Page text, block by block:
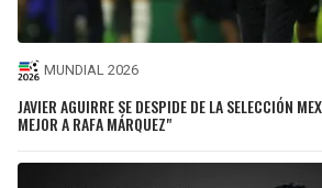
MUNDIAL 2026
JAVIER AGUIRRE SE DESPIDE DE LA SELECCIÓN
MEJOR A RAFA MÁRQUEZ"